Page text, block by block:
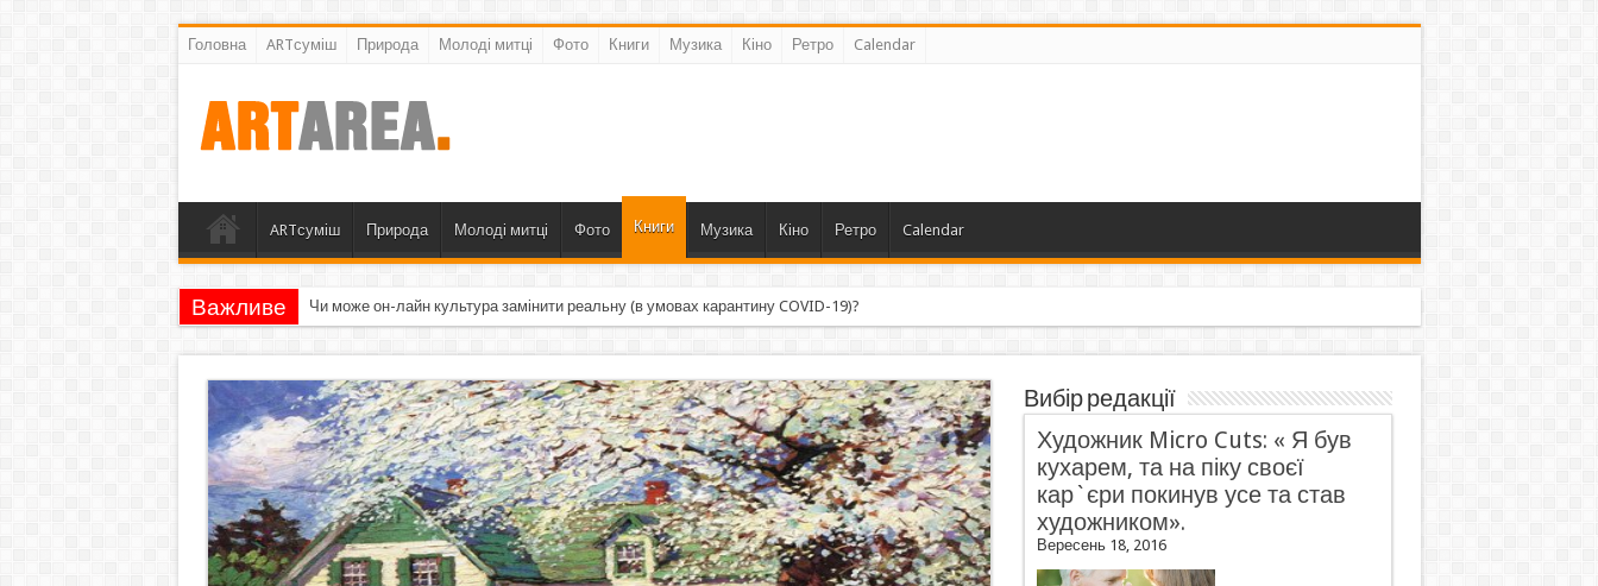
Головна ARTсуміш Природа Молоді митці Фото Книги Музика Кіно Ретро Calendar
ARTсуміш Природа Молоді митці Фото Книги Музика Кіно Ретро Calendar
Важливе Чи може он-лайн культура замінити реальну (в умовах карантину COVID-19)?
Вибір редакції
Художник Micro Cuts: « Я був
кухарем, та на піку своєї
кар`єри покинув усе та став
художником».
Вересень 18, 2016